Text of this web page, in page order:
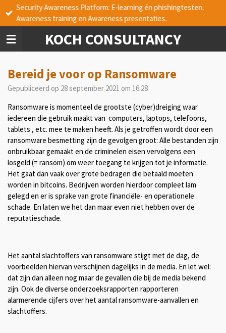
Ga
direct
de
hoofdinhoud
KOCH CONSULTANCY
Security Awareness Platform: E-learning én phishingtesten.
Awareness training en Awareness presentaties.
Bereid je voor op Ransomware
Gepubliceerd op 28 september 2021 om 16:28
Ransomware is momenteel de grootste (cyber)dreiging waar
iedereen die gebruik maakt van computers, laptops, telefoons,
tablets , etc. mee te maken heeft. Als je getroffen wordt door een
ransomware besmetting zijn de gevolgen groot: Alle bestanden zijn
onbruikbaar gemaakt en de criminelen eisen vervolgens een
losgeld (= ransom) om weer toegang te krijgen tot je informatie.
Het gaat dan vaak over grote bedragen die betaald moeten
worden in bitcoins. Bedrijven worden hierdoor compleet lam
gelegd en er is sprake van grote financiële- en operationele
schade. En laten we het dan maar even niet hebben over de
reputatieschade.
Het aantal slachtoffers van ransomware stijgt met de dag, de
voorbeelden hiervan verschijnen dagelijks in de media. En let wel:
dat zijn dan alleen nog maar de gevallen die bij de media bekend
zijn. Ook de diverse onderzoeksrapporten rapporteren
alarmerende cijfers over het aantal ransomware-aanvallen en
slachtoffers.